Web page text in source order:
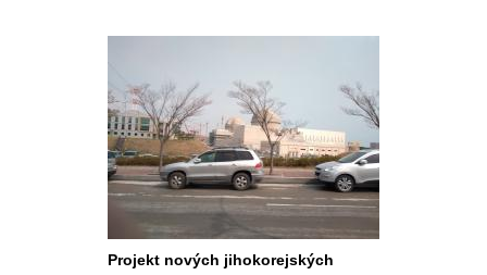
Projekt nových jihokorejských